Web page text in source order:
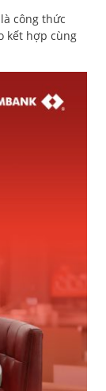
công thức
kết hợp cùng